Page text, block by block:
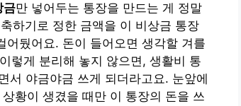
금만 넣어두는 통장을 만드는 게 정말
하기로 정한 금액을 이 비상금 통장
어뒀어요. 돈이 들어오면 생각할 겨를
렇게 분리해 놓지 않으면, 생활비 통
서 야금야금 쓰게 되더라고요. 눈앞에
황이 생겼을 때만 이 통장의 돈을 쓰